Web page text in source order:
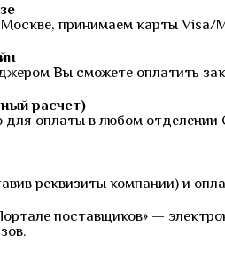
принимаем карты
Вы сможете оплатить
расчет)
оплаты в любом
реквизиты компании) и
поставщиков» —